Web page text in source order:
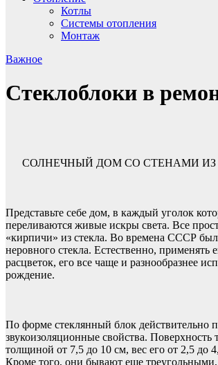
Котлы
Системы отопления
Монтаж
Важное
Стеклоблоки в
СОЛНЕЧНЫЙ ДОМ СО СТЕНАМИ ИЗ
Представьте себе дом, в каждый уголок
переливаются живые искры света. Все
«кирпичи» из стекла. Во времена СССР
неровного стекла. Естественно,
расцветок, его все чаще и разнообразнее
рождение.
По форме стеклянный блок действительно
звукоизоляционные свойства.
толщиной от 7,5 до 10 см, вес его от 2,5
Кроме того, они бывают еще